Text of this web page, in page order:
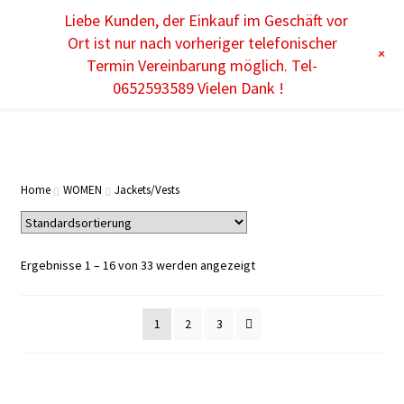
KIDS
ACCESSOIRES
Home WOMEN Jackets/Vests
Ergebnisse 1 – 16 von 33 werden angezeigt
1 2 3
Liebe Kunden, der Einkauf im Geschäft vor
Ort ist nur nach vorheriger telefonischer
Termin Vereinbarung möglich. Tel-
0652593589 Vielen Dank !
+